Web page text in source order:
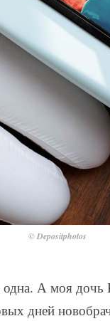
© Depositphotos
одна. А моя
дней